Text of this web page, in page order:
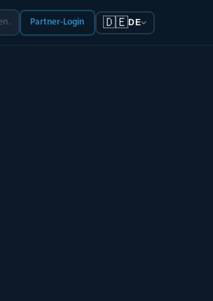
Partner-Login 🇩🇪DE